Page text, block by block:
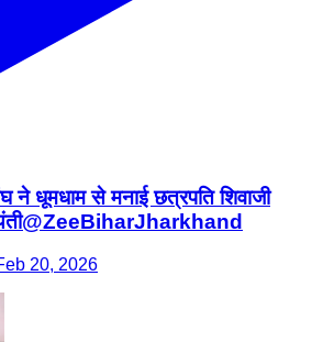
ने धूमधाम से मनाई छत्रपति शिवाजी
20, 2026